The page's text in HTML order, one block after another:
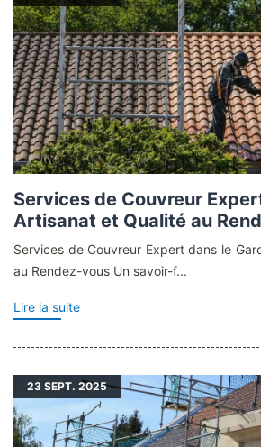
Services de Couvreur
Artisanat et Qualité au
Services de Couvreur Expert dans le
au Rendez-vous Un savoir-f...
Lire la suite
23 SEPT. 2025